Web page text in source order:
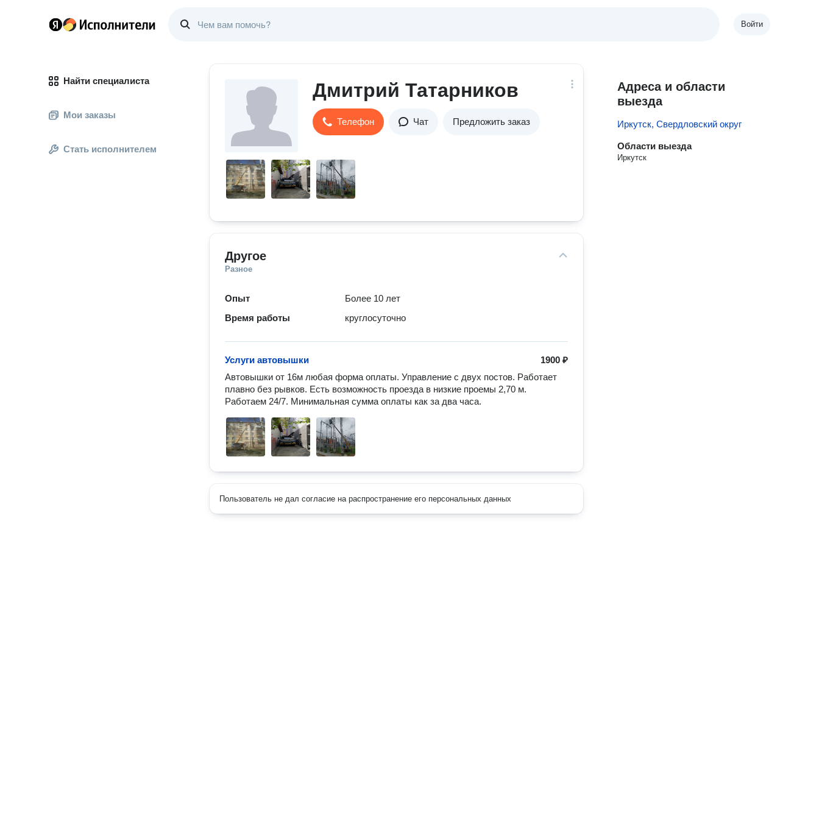
Войти
Найти специалиста
Мои заказы
Стать исполнителем
Дмитрий Татарников
Телефон Чат Предложить заказ
Другое
Разное
Опыт
Более 10 лет
Время работы
круглосуточно
1900 ₽
Услуги автовышки
Автовышки от 16м любая форма оплаты. Управление с двух постов. Работает
плавно без рывков. Есть возможность проезда в низкие проемы 2,70 м.
Работаем 24/7. Минимальная сумма оплаты как за два часа.
Пользователь не дал согласие на распространение его персональных данных
Адреса и области
выезда
Иркутск, Свердловский округ
Области выезда
Иркутск